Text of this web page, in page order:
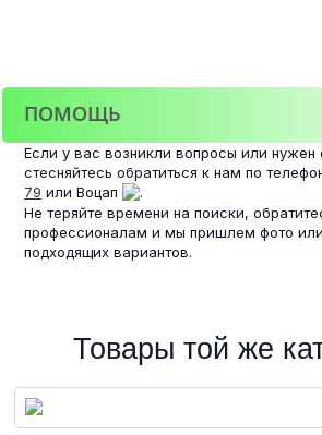
ПОМОЩЬ
Если у вас возникли вопросы или нужен
стесняйтесь обратиться к нам по
79 или Воцап
.
Не теряйте времени на поиски,
профессионалам и мы пришлем фото
подходящих вариантов.
Товары той же